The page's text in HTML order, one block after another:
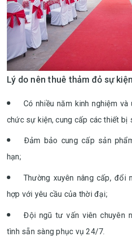
Lý do nên thuê thảm đỏ sự
Có nhiều năm kinh nghiệm
chức sự kiện, cung cấp các thiết bị
Đảm bảo cung cấp sản
hạn;
Thường xuyên nâng cấp, đổi
hợp với yêu cầu của thời đại;
Đội ngũ tư vấn viên chuyên
tình sẵn sàng phục vụ 24/7.